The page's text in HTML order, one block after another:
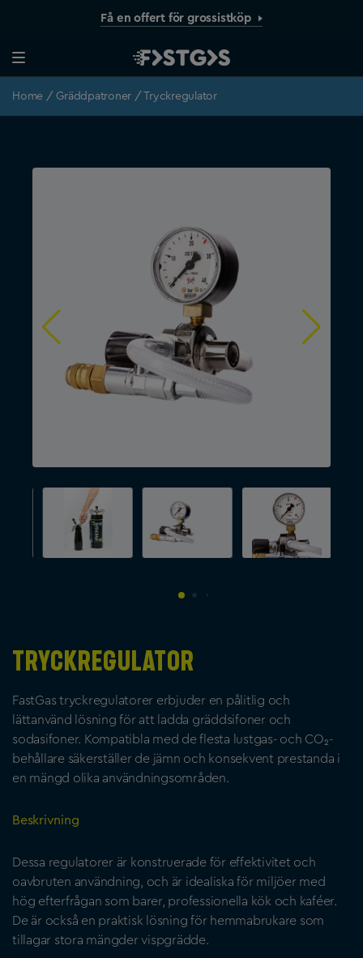
Få en offert för grossistköp
Home /Gräddpatroner / Tryckregulator
Tryckregulator
FastGas tryckregulatorer erbjuder en pålitlig och
lättanvänd lösning för att ladda gräddsifoner och
sodasifoner. Kompatibla med de flesta lustgas- och CO₂-
behållare säkerställer de jämn och konsekvent prestanda i
en mängd olika användningsområden.
Beskrivning
Dessa regulatorer är konstruerade för effektivitet och
oavbruten användning, och är idealiska för miljöer med
hög efterfrågan som barer, professionella kök och kaféer.
De är också en praktisk lösning för hemmabrukare som
tillagar stora mängder vispgrädde.